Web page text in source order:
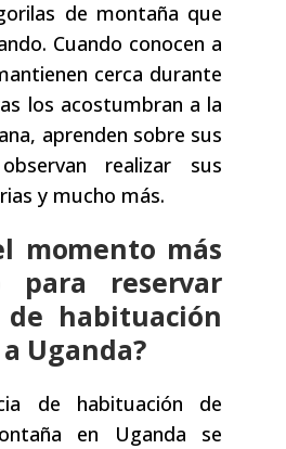
de montaña que
Cuando conocen a
cerca durante
los acostumbran a la
aprenden sobre sus
realizar sus
y mucho más.
momento más
para reservar
habituación
Uganda?
de habituación de
en Uganda se